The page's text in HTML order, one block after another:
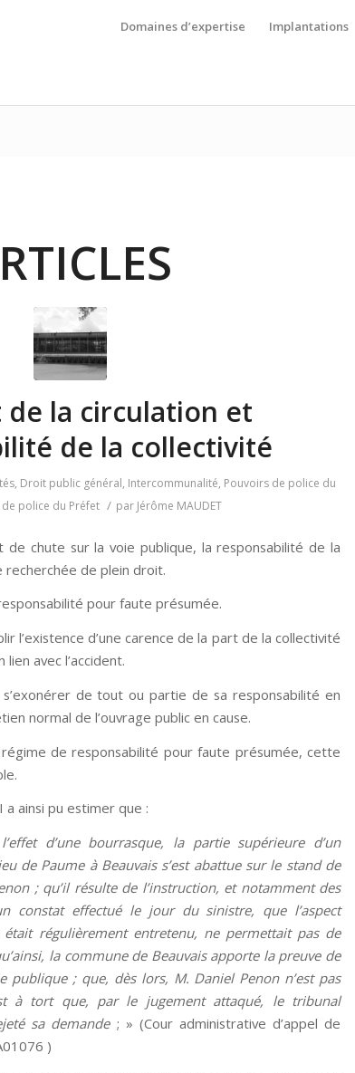
Domaines d’expertise Implantations
de la circulation et
de la collectivité
, Droit public général, Intercommunalité, Pouvoirs de police du
police du Préfet / par Jérôme MAUDET
de chute sur la voie publique, la responsabilité de la
recherchée de plein droit.
pour faute présumée.
l’existence d’une carence de la part de la collectivité
avec l’accident.
de tout ou partie de sa responsabilité en
normal de l’ouvrage public en cause.
régime de responsabilité pour faute présumée, cette
a ainsi pu estimer que :
d’une bourrasque, la partie supérieure d’un
de Paume à Beauvais s’est abattue sur le stand de
; qu’il résulte de l’instruction, et notamment des
constat effectué le jour du sinistre, que l’aspect
était régulièrement entretenu, ne permettait pas de
la commune de Beauvais apporte la preuve de
publique ; que, dès lors, M. Daniel Penon n’est pas
à tort que, par le jugement attaqué, le tribunal
sa demande; » (Cour administrative d’appel de
)